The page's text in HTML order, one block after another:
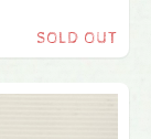
SOLD OUT